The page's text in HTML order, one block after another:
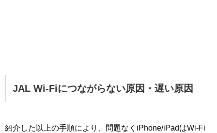
JAL Wi-Fiにつながらない原因・遅い原因
紹介した以上の手順により、問題なくiPhone/iPadはWi-Fi